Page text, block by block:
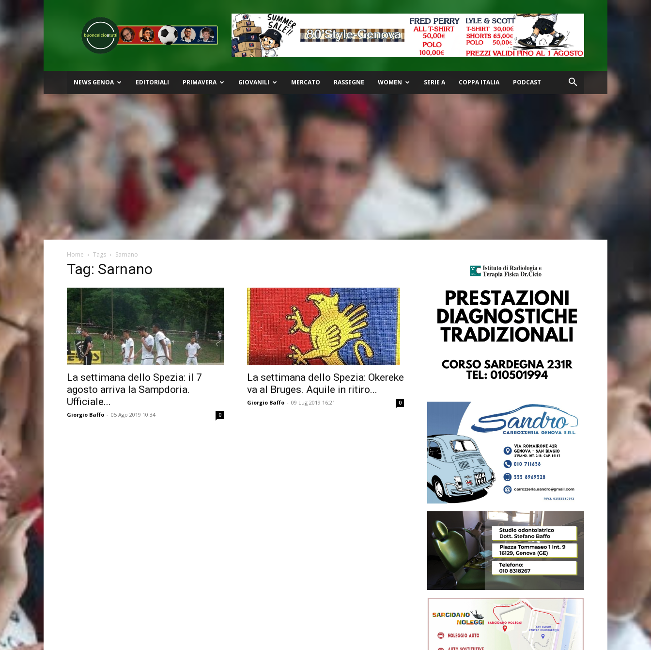
Buon
Calcio
a
Tutti
NEWS GENOA EDITORIALI PRIMAVERA GIOVANILI MERCATO RASSEGNE WOMEN SERIE A COPPA ITALIA PODCAST
Home Tags Sarnano
Tag: Sarnano
La settimana dello Spezia: il 7
agosto arriva la Sampdoria.
Ufficiale...
Giorgio Baffo - 05 Ago 2019 10:34 0
La settimana dello Spezia: Okereke
va al Bruges. Aquile in ritiro...
Giorgio Baffo - 09 Lug 2019 16:21 0